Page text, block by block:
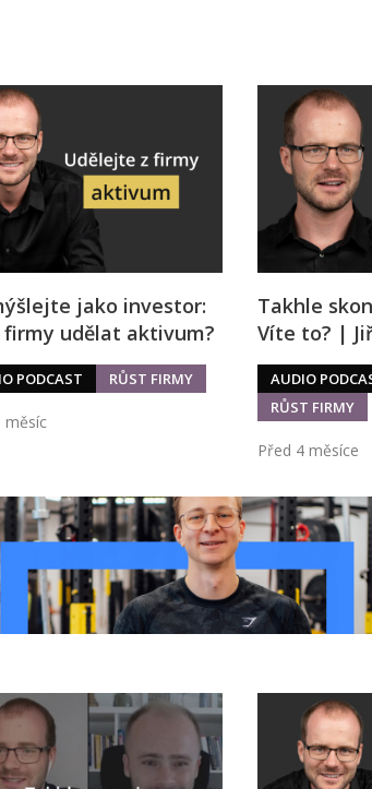
jako investor:
firmy udělat aktivum?
PODCAST RŮST FIRMY
měsíc
Takhle
Víte to? |
AUDIO
RŮST FIRMY
Před 4 měsíce